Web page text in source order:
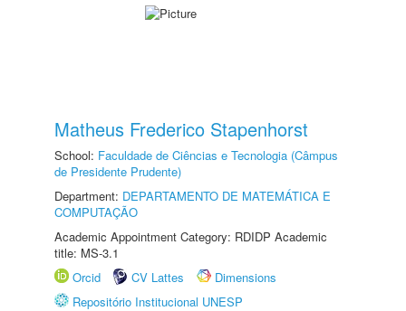
Matheus Frederico Stapenhorst
School: Faculdade de Ciências e Tecnologia (Câmpus
de Presidente Prudente)
Department: DEPARTAMENTO DE MATEMÁTICA E
COMPUTAÇÃO
Academic Appointment Category: RDIDP Academic
title: MS-3.1
Orcid
CV Lattes
Dimensions
Repositório Institucional UNESP